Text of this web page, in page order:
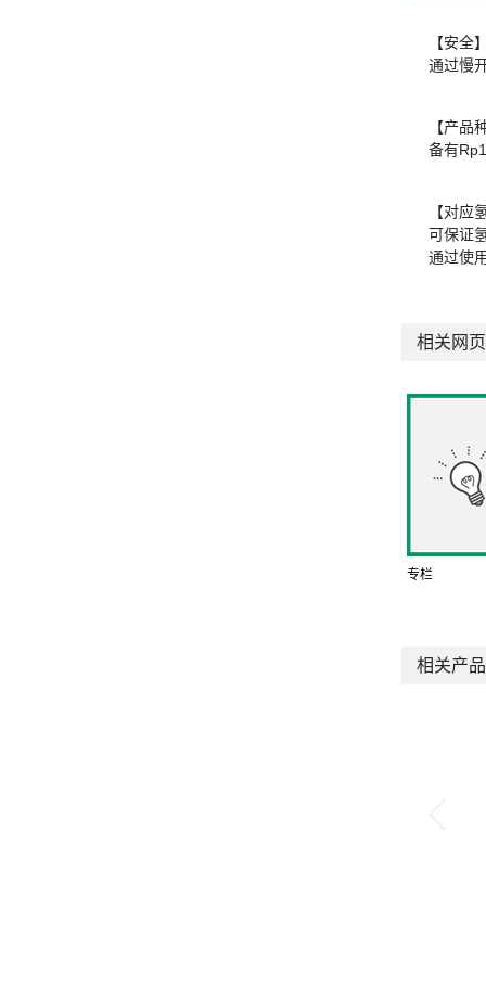
【安全
通过慢
【产品
备有
【对应
可保证
通过使
相关网页
专栏
相关产品